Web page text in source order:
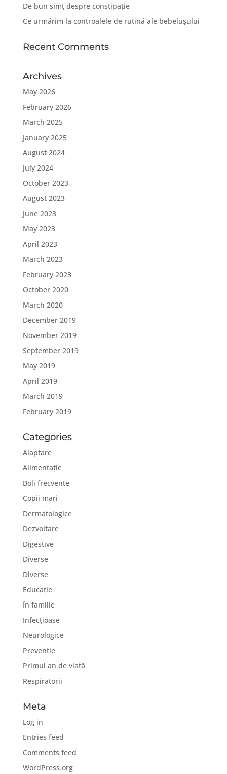
De bun simț despre constipație
Ce urmărim la controalele de rutină ale bebelușului
Recent Comments
Archives
May 2026
February 2026
March 2025
January 2025
August 2024
July 2024
October 2023
August 2023
June 2023
May 2023
April 2023
March 2023
February 2023
October 2020
March 2020
December 2019
November 2019
September 2019
May 2019
April 2019
March 2019
February 2019
Categories
Alaptare
Alimentație
Boli frecvente
Copii mari
Dermatologice
Dezvoltare
Digestive
Diverse
Diverse
Educație
În familie
Infecțioase
Neurologice
Preventie
Primul an de viață
Respiratorii
Meta
Log in
Entries feed
Comments feed
WordPress.org